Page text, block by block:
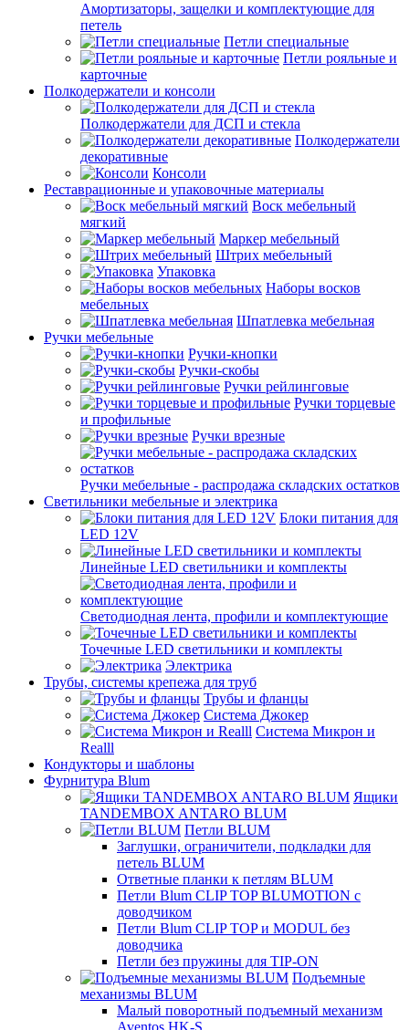
Амортизаторы, защелки и комплектующие для
петель
Петли специальные
Петли рояльные и
карточные
Полкодержатели и консоли
Полкодержатели для ДСП и стекла
Полкодержатели
декоративные
Консоли
Реставрационные и упаковочные материалы
Воск мебельный
мягкий
Маркер мебельный
Штрих мебельный
Упаковка
Наборы восков
мебельных
Шпатлевка мебельная
Ручки мебельные
Ручки-кнопки
Ручки-скобы
Ручки рейлинговые
Ручки торцевые
и профильные
Ручки врезные
Ручки мебельные - распродажа складских остатков
Светильники мебельные и электрика
Блоки питания для
LED 12V
Линейные LED светильники и комплекты
Светодиодная лента, профили и комплектующие
Точечные LED светильники и комплекты
Электрика
Трубы, системы крепежа для труб
Трубы и фланцы
Система Джокер
Система Микрон и
Realll
Кондукторы и шаблоны
Фурнитура Blum
Ящики
TANDEMBOX ANTARO BLUM
Петли BLUM
Заглушки, ограничители, подкладки для
петель BLUM
Ответные планки к петлям BLUM
Петли Blum CLIP TOP BLUMOTION с
доводчиком
Петли Blum CLIP TOP и MODUL без
доводчика
Петли без пружины для TIP-ON
Подъемные
механизмы BLUM
Малый поворотный подъемный механизм
Aventos HK-S